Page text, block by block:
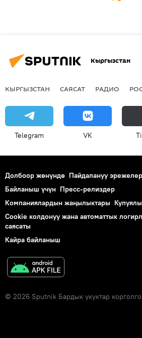
Кыргызстан
КЫРГЫЗСТАН САЯСАТ РАДИО
Telegram VK
Долбоор жөнүндө Пайдалануу
Байланыш үчүн Пресс-релиздер
Компаниялардын жаңылыктары
Cookie колдонуу жана автоматтык
саясаты
Кайра байланыш
© 2026 Sputnik Бардык укуктар